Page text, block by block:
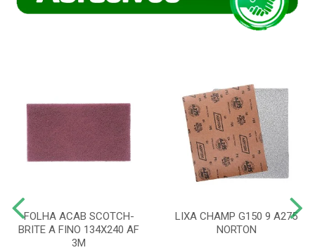
FOLHA ACAB SCOTCH-
BRITE A FINO 134X240 AF
3M
LIXA CHAMP G150 9 A275
NORTON